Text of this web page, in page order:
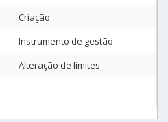
Criação
Instrumento de gestão
Alteração de limites